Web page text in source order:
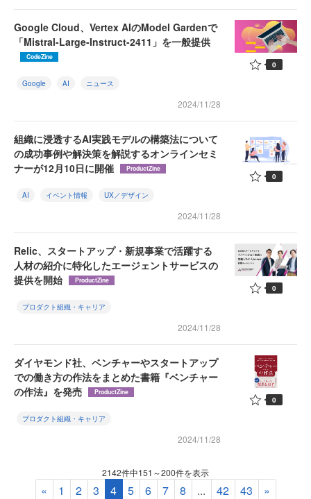
Google Cloud、Vertex AIのModel Gardenで
「Mistral-Large-Instruct-2411」を一般提供
CodeZine
Google AI ニュース
2024/11/28
0
組織に浸透するAI実践モデルの構築法について
の成功事例や解決策を解説するオンラインセミ
ナーが12月10日に開催
ProductZine
AI イベント情報 UX／デザイン
2024/11/28
0
Relic、スタートアップ・新規事業で活躍する
人材の紹介に特化したエージェントサービスの
提供を開始
ProductZine
プロダクト組織・キャリア
2024/11/28
0
ダイヤモンド社、ベンチャーやスタートアップ
での働き方の作法をまとめた書籍『ベンチャー
の作法』を発売
ProductZine
プロダクト組織・キャリア
2024/11/28
0
2142件中151～200件を表示
« 1 2 3 4 5 6 7 8 ... 42 43 »